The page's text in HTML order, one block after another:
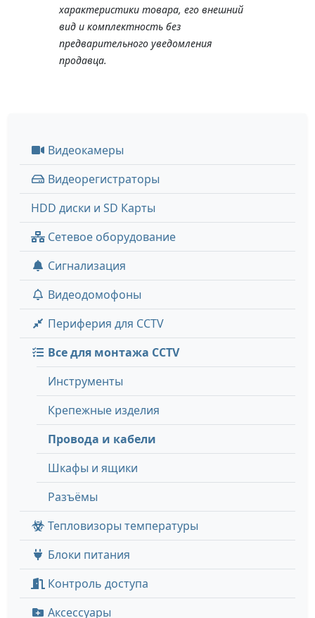
характеристики товара, его внешний
вид и комплектность без
предварительного уведомления
продавца.
Видеокамеры
Видеорегистраторы
HDD диски и SD Карты
Сетевое оборудование
Сигнализация
Видеодомофоны
Периферия для CCTV
Все для монтажа CCTV
Инструменты
Крепежные изделия
Провода и кабели
Шкафы и ящики
Разъёмы
Тепловизоры температуры
Блоки питания
Контроль доступа
Аксессуары